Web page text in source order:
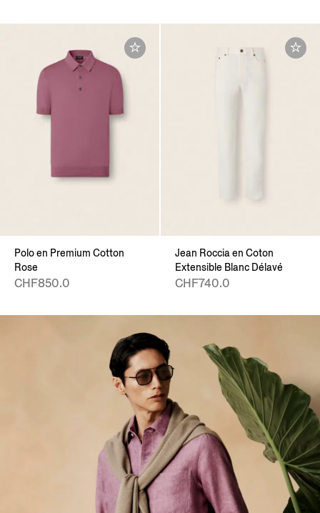
Polo en Premium Cotton
Rose
CHF850.0
Jean Roccia en Coton
Extensible Blanc Délavé
CHF740.0